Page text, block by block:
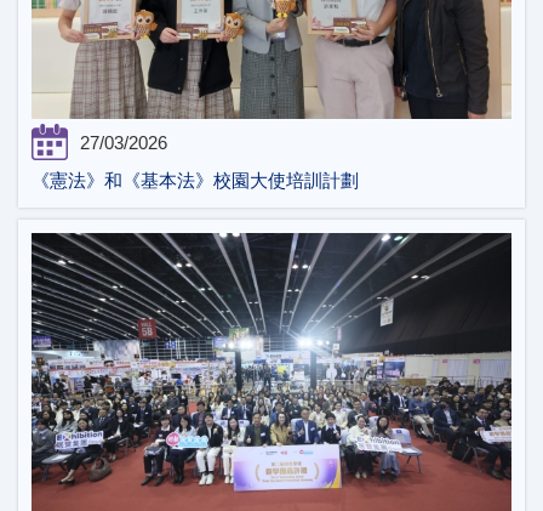
27/03/2026
《憲法》和《基本法》校園大使培訓計劃